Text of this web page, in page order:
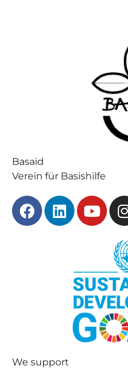
Basaid
Verein für Basishilfe
We support